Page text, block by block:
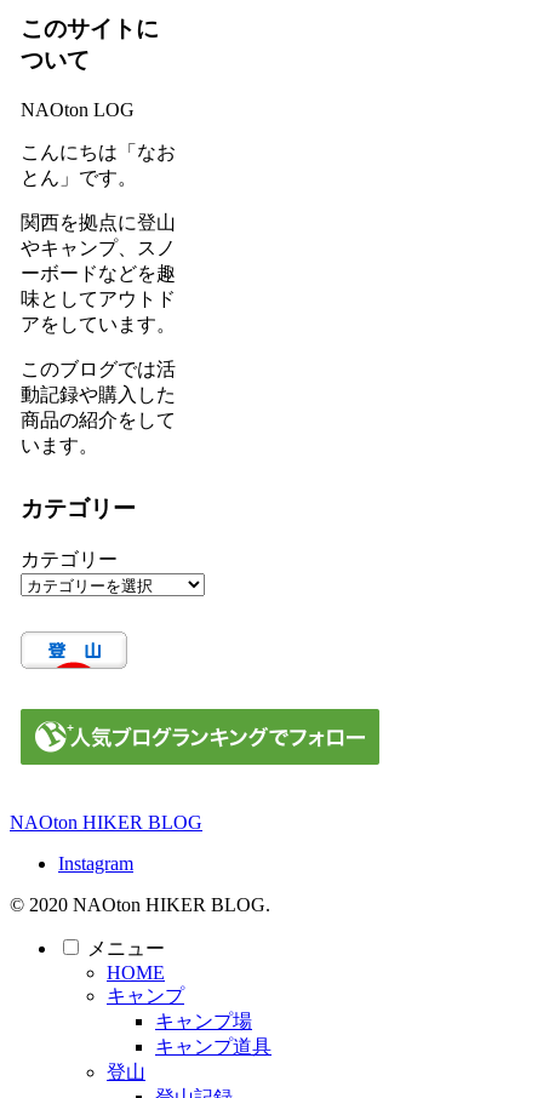
このサイトに
ついて
NAOton LOG
こんにちは「なお
とん」です。
関西を拠点に登山
やキャンプ、スノ
ーボードなどを趣
味としてアウトド
アをしています。
このブログでは活
動記録や購入した
商品の紹介をして
います。
カテゴリー
カテゴリー
NAOton HIKER BLOG
Instagram
© 2020 NAOton HIKER BLOG.
メニュー
HOME
キャンプ
キャンプ場
キャンプ道具
登山